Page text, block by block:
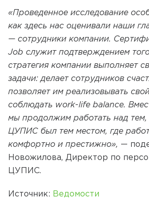
«Проведенное исследование
как здесь нас оценивали наши
— сотрудники компании.
Job служит подтверждением
стратегия компании выполняет
задачи: делает сотрудников
позволяет им реализовывать
соблюдать work-life balance.
мы продолжим работать над
ЦУПИС был тем местом, где
комфортно и престижно», —
Новожилова, Директор по
ЦУПИС.
Источник: Ведомости